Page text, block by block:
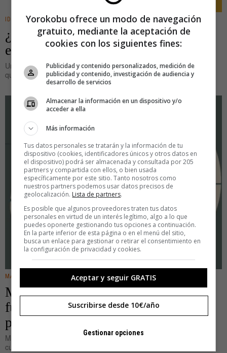
IDEAS
¿Tú también ejerces la manipulación
emocional o te estás quitando?
Una amiga me decía el otro día con bastante frustración «¿tienen
que ser todas las madres
MANERAS DE VIVIR
Mentí: no voy al gimnasio para estar
fuerte (o cómo perder frente a la
presión estética)
Me he apuntado al gimnasio hace poco y, según a quién se lo
cuente, me cuesta
Yorokobu ofrece un modo de navegación
gratuito, mediante la aceptación de
cookies con los siguientes fines:
Publicidad y contenido personalizados, medición de
publicidad y contenido, investigación de audiencia y
desarrollo de servicios
Almacenar la información en un dispositivo y/o
acceder a ella
Más información
Tus datos personales se tratarán y la información de tu
dispositivo (cookies, identificadores únicos y otros datos en
el dispositivo) podrá ser almacenada y consultada por 205
partners y compartida con ellos, o bien usada
específicamente por este sitio. Tanto nosotros como
nuestros partners podemos usar datos precisos de
geolocalización. Lista de partners.
Es posible que algunos proveedores traten tus datos
personales en virtud de un interés legítimo, algo a lo que
puedes oponerte gestionando tus opciones a continuación.
En la parte inferior de esta página o en el menú del sitio,
busca un enlace para gestionar o retirar el consentimiento en
la configuración de privacidad y cookies.
Aceptar y seguir GRATIS
Suscribirse desde 10€/año
Gestionar opciones